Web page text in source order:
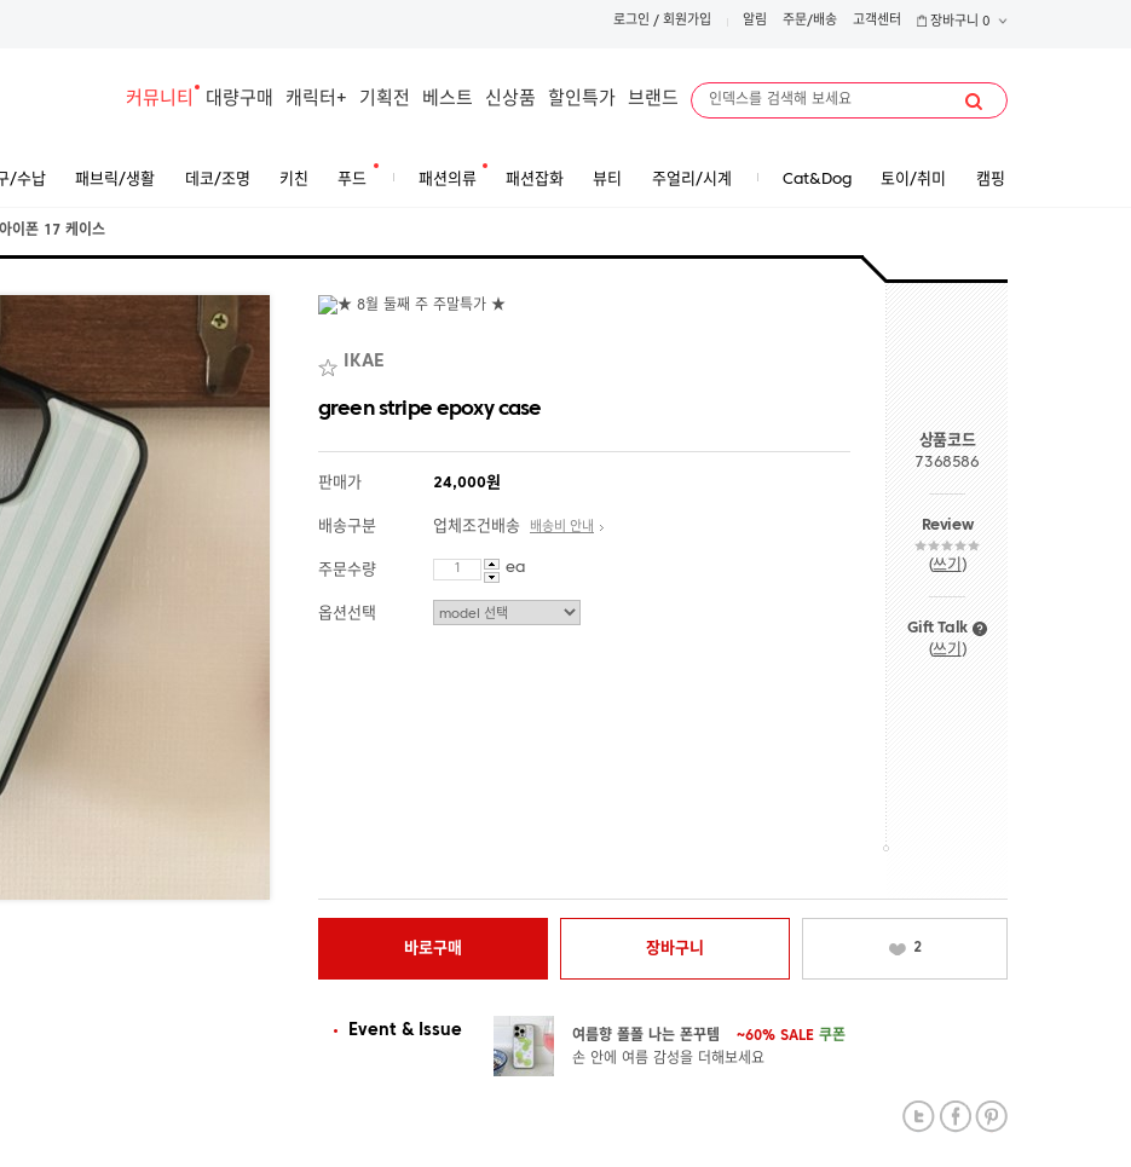
로그인 / 회원가입 알림 주문/배송 고객센터 장바구니 0
커뮤니티 대량구매 캐릭터+ 기획전 베스트 신상품 할인특가 브랜드
/수납 패브릭/생활 데코/조명 키친 푸드 패션의류 패션잡화 뷰티 주얼리/시계 Cat&Dog 토이/취미 캠핑
아이폰 17 케이스
IKAE
green stripe epoxy case
판매가 24,000원
배송구분 업체조건배송 배송비 안내
주문수량 ea
옵션선택
상품코드
7368586
Review
(쓰기 )
Gift Talk
(쓰기 )
바로구매 장바구니 2
Event & Issue 여름향 폴폴 나는 폰꾸템 ~60% SALE 쿠폰
손 안에 여름 감성을 더해보세요